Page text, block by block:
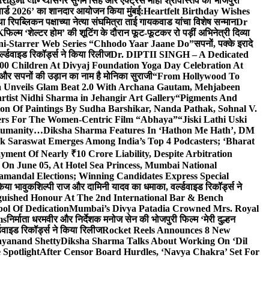
2026’ का शानदार आयोजन किया मुंबई:Heartfelt Birthday Wishes
रिपब्लिकन पक्षाच्या नेत्या संघमित्रा ताई गायकवाड यांचा विशेष सन्मानDr
फिल्म ‘शेल्टर होम’ की शूटिंग के दौरान फूट-फूटकर रो पड़ीं अभिनेत्री दिव्या
Web Series “Chhodo Yaar Jaane Do”सपनों, पक्के इरादे
रिकॉर्ड्स ने किया रिलीजDr. DIPTII SINGH – A Dedicated
Children At Divyaj Foundation Yoga Day Celebration At
सपनों की उड़ान का नाम है मोनिका सुराजी“From Hollywood To
Glam Beat 2.0 With Archana Gautam, Mehjabeen
Nidhi Sharma in Jehangir Art Gallery“Pigments And
Of Paintings By Sudha Barshikar, Nanda Pathak, Sohnal V.
For The Women-Centric Film “Abhaya”“Jiski Lathi Uski
Diksha Sharma Features In ‘Hathon Me Hath’, DM
Saraswat Emerges Among India’s Top 4 Podcasters; ‘Bharat
Of Nearly ₹10 Crore Liability, Despite Arbitration
June 05, At Hotel Sea Princess, Mumbai National
Elections; Winning Candidates Express Special
भावुकशिल्पी राज और दामिनी यादव का धमाका, वर्ल्डवाइड रिकॉर्ड्स ने
Honour At The 2nd International Bar & Bench
Of DedicationMumbai’s Divya Patadia Crowned Mrs. Royal
निर्माता धरमवीर और निर्देशक मनोज सेन की भोजपुरी फिल्म ‘मेरी दुल्हन
रिकॉर्ड्स ने किया रिलीजRocket Reels Announces 8 New
ShettyDiksha Sharma Talks About Working On ‘Dil
SpotlightAfter Censor Board Hurdles, ‘Navya Chakra’ Set For